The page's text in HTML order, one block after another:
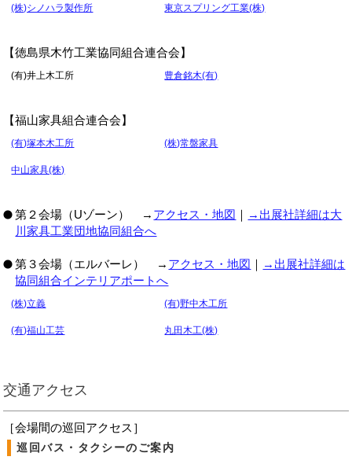
(株)シノハラ製作所 東京スプリング工業(株)
【徳島県木竹工業協同組合連合会】
(有)井上木工所 豊倉銘木(有)
【福山家具組合連合会】
(有)塚本木工所 (株)常盤家具
中山家具(株)
第２会場（Uゾーン） → アクセス・地図
→出展社詳細は大
川家具工業団地協同組合へ
第３会場（エルバーレ） → アクセス・地図
→出展社詳細は
協同組合インテリアポートへ
(株)立義 (有)野中木工所
(有)福山工芸 丸田木工(株)
交通アクセス
［会場間の巡回アクセス］
巡回バス・タクシーのご案内